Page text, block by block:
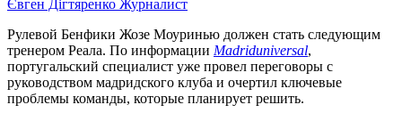
Євген Дігтяренко Журналист
Рулевой Бенфики Жозе Моуринью должен стать следующим
тренером Реала. По информации Madriduniversal,
португальский специалист уже провел переговоры с
руководством мадридского клуба и очертил ключевые
проблемы команды, которые планирует решить.